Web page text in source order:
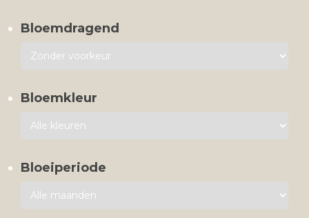
Bloemdragend
Bloemkleur
Bloeiperiode